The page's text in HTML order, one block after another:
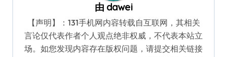
由 dawei
【声明】：131手机网内容转载自互联网，其相关
言论仅代表作者个人观点绝非权威，不代表本站立
场。如您发现内容存在版权问题，请提交相关链接